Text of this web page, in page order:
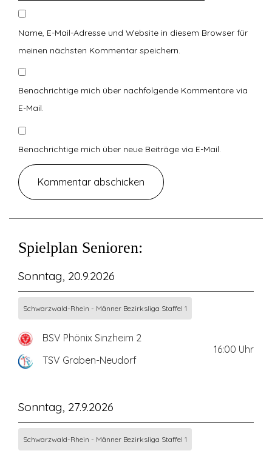
Name, E-Mail-Adresse und Website in diesem Browser für
meinen nächsten Kommentar speichern.
Benachrichtige mich über nachfolgende Kommentare via
E-Mail.
Benachrichtige mich über neue Beiträge via E-Mail.
Spielplan Senioren:
Sonntag, 20.9.2026
Schwarzwald-Rhein - Männer Bezirksliga Staffel 1
BSV Phönix Sinzheim 2
TSV Graben-Neudorf
16:00 Uhr
Sonntag, 27.9.2026
Schwarzwald-Rhein - Männer Bezirksliga Staffel 1